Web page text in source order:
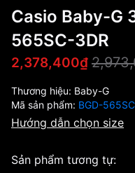
Casio Baby-G
565SC-3DR
2,378,400₫
Thương hiệu: Baby-G
Mã sản phẩm: BGD-
Hướng dẫn chọn size
Sản phẩm tương tự: